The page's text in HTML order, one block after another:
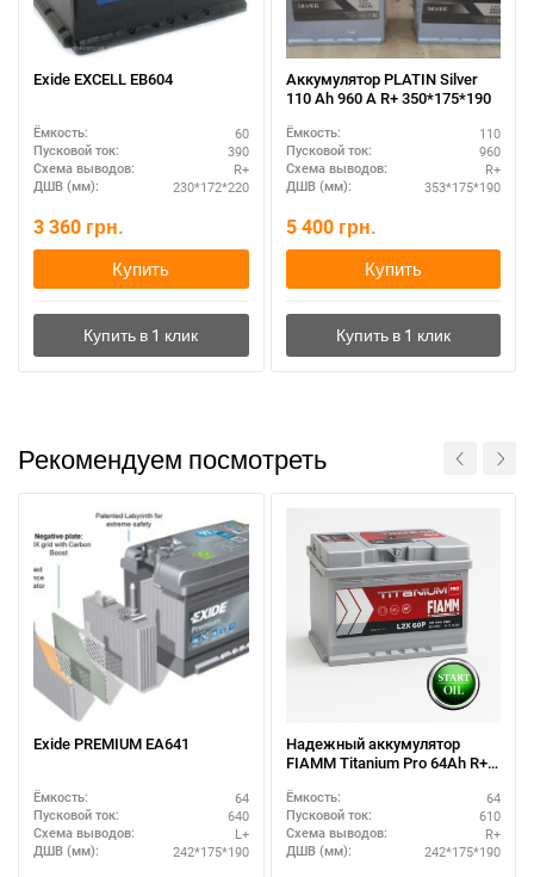
Exide EXCELL EB604
Ёмкость: 60
Пусковой ток: 390
Схема выводов: R+
ДШВ (мм): 230*172*220
3 360 грн.
Купить
Аккумулятор PLATIN Silver
110 Ah 960 A R+ 350*175*190
Ёмкость: 110
Пусковой ток: 960
Схема выводов: R+
ДШВ (мм): 353*175*190
5 400 грн.
Купить
Рекомендуем посмотреть
Exide PREMIUM EA641
Ёмкость: 64
Пусковой ток: 640
Схема выводов: L+
ДШВ (мм): 242*175*190
Надежный аккумулятор
FIAMM Titanium Pro 64Ah R+
Ёмкость: 64
Пусковой ток: 610
Схема выводов: R+
ДШВ (мм): 242*175*190
Написать в Viber Написать в Telegram